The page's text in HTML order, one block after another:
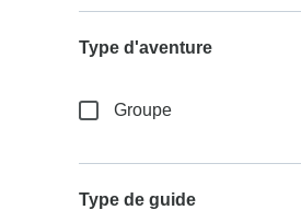
Type d'aventure
Groupe
Type de guide